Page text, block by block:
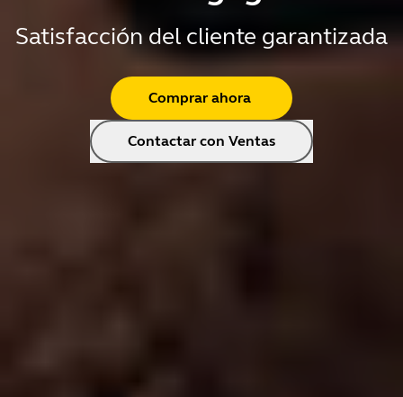
Satisfacción del cliente garantizada
Comprar ahora
Contactar con Ventas